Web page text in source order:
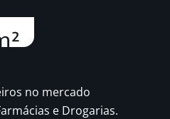
no mercado
e Drogarias.